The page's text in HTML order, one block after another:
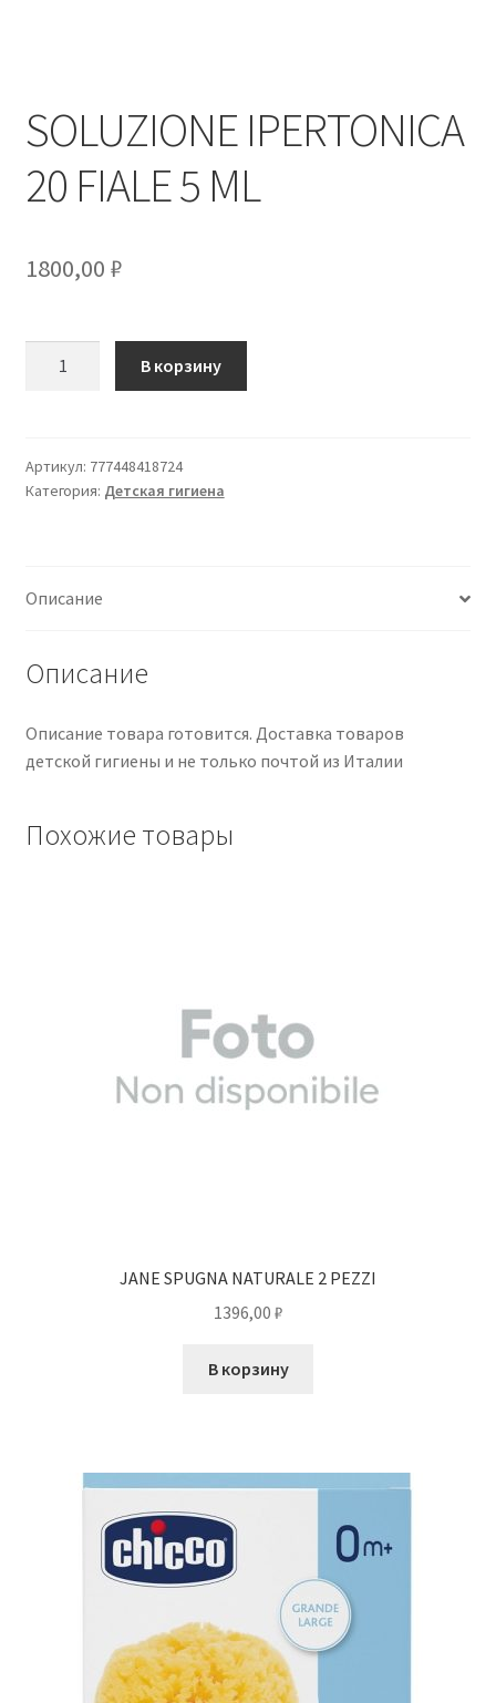
SOLUZIONE IPERTONICA
20 FIALE 5 ML
1800,00 ₽
20
FIALE
В корзину
Артикул: 777448418724
Категория: Детская гигиена
Описание
Описание
Описание товара готовится. Доставка товаров
детской гигиены и не только почтой из Италии
Похожие товары
JANE SPUGNA NATURALE 2 PEZZI
1396,00 ₽
В корзину